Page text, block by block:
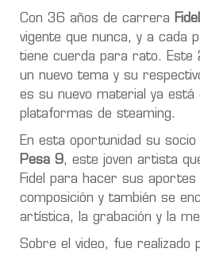
Con 36 años de carrera
vigente que nunca, y a cada
tiene cuerda para rato.
un nuevo tema y su
es su nuevo material ya está
plataformas de steaming.
En esta oportunidad su
Pesa 9, este joven artista
Fidel para hacer sus aportes
composición y también se
artística, la grabación y la
Sobre el video, fue realizado